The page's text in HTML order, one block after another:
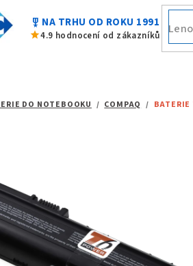
military_tech NA TRHU OD ROKU 1991
star4.9 hodnocení od zákazníků
DO NOTEBOOKU / COMPAQ / BATERIE